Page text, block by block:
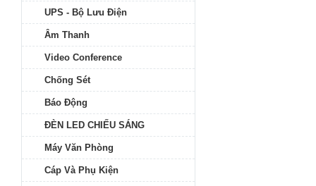
UPS - Bộ Lưu Điện
Âm Thanh
Video Conference
Chống Sét
Báo Động
ĐÈN LED CHIẾU SÁNG
Máy Văn Phòng
Cáp Và Phụ Kiện